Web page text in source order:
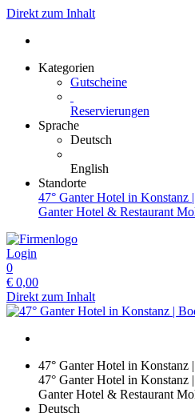
Direkt zum Inhalt
Kategorien
Gutscheine
Reservierungen
Sprache
Deutsch
English
Standorte
47° Ganter Hotel in Konstanz
Ganter Hotel & Restaurant
Login
0
€ 0,00
Direkt zum Inhalt
47° Ganter Hotel in Konstanz
47° Ganter Hotel in Konstanz
Ganter Hotel & Restaurant
Deutsch